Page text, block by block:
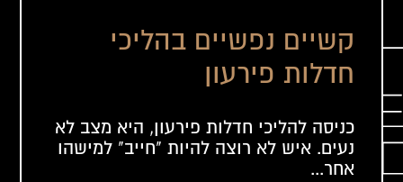
קשיים נפשיים בהליכי
חדלות פירעון
כניסה להליכי חדלות פירעון, היא מצב לא
נעים. איש לא רוצה להיות "חייב" למישהו
אחר...